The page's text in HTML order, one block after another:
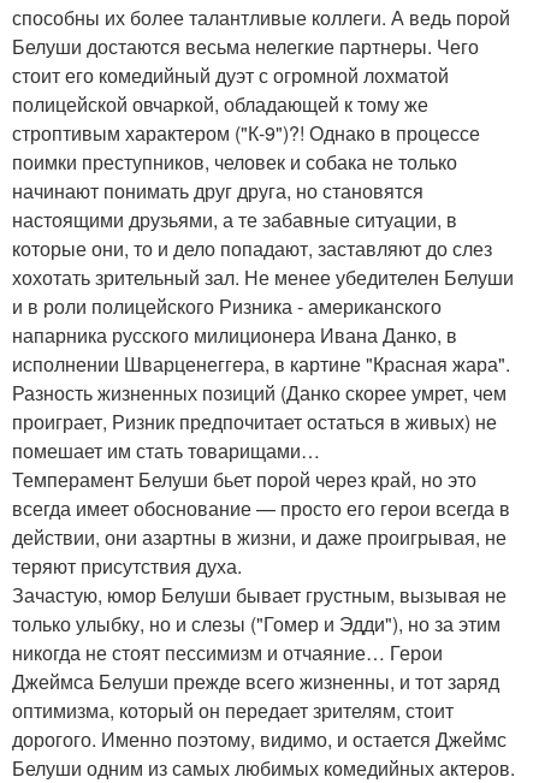
способны их более талантливые коллеги. А ведь порой
Белуши достаются весьма нелегкие партнеры. Чего
стоит его комедийный дуэт с огромной лохматой
полицейской овчаркой, обладающей к тому же
строптивым характером ("К-9")?! Однако в процессе
поимки преступников, человек и собака не только
начинают понимать друг друга, но становятся
настоящими друзьями, а те забавные ситуации, в
которые они, то и дело попадают, заставляют до слез
хохотать зрительный зал. Не менее убедителен Белуши
и в роли полицейского Ризника - американского
напарника русского милиционера Ивана Данко, в
исполнении Шварценеггера, в картине "Красная жара".
Разность жизненных позиций (Данко скорее умрет, чем
проиграет, Ризник предпочитает остаться в живых) не
помешает им стать товарищами…
Темперамент Белуши бьет порой через край, но это
всегда имеет обоснование — просто его герои всегда в
действии, они азартны в жизни, и даже проигрывая, не
теряют присутствия духа.
Зачастую, юмор Белуши бывает грустным, вызывая не
только улыбку, но и слезы ("Гомер и Эдди"), но за этим
никогда не стоят пессимизм и отчаяние… Герои
Джеймса Белуши прежде всего жизненны, и тот заряд
оптимизма, который он передает зрителям, стоит
дорогого. Именно поэтому, видимо, и остается Джеймс
Белуши одним из самых любимых комедийных актеров.